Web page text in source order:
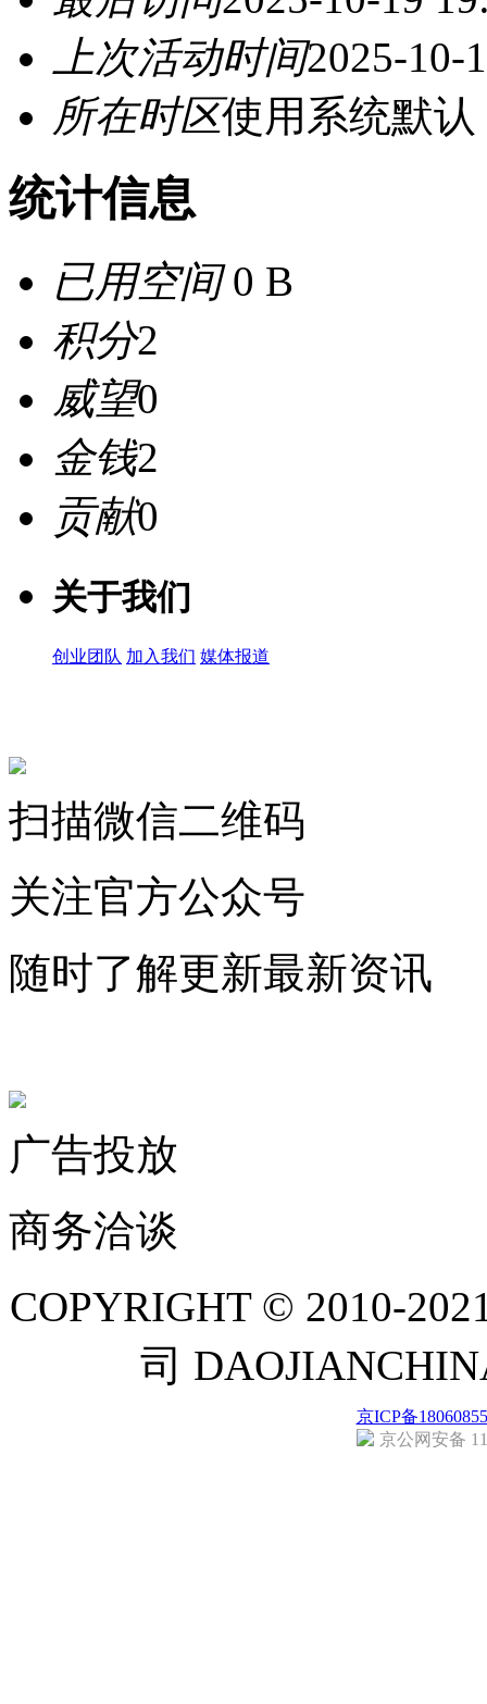
上次活动时间2025-10-
所在时区使用系统默认
统计信息
已用空间0 B
积分2
威望0
金钱2
贡献0
关于我们
创业团队 加入我们 媒体报道
扫描微信二维码
关注官方公众号
随时了解更新最新资讯
广告投放
商务洽谈
COPYRIGHT © 2010-
司
京ICP备
京公网安备